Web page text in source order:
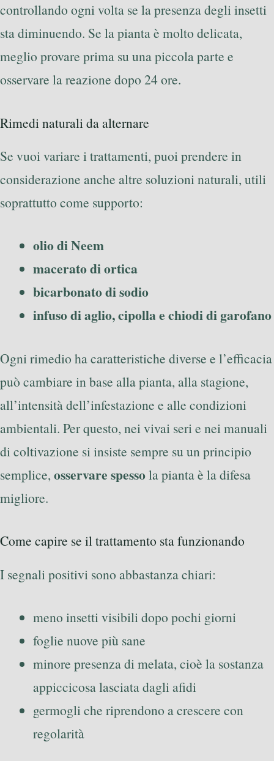
controllando ogni volta se la presenza degli insetti
sta diminuendo. Se la pianta è molto delicata,
meglio provare prima su una piccola parte e
osservare la reazione dopo 24 ore.
Rimedi naturali da alternare
Se vuoi variare i trattamenti, puoi prendere in
considerazione anche altre soluzioni naturali, utili
soprattutto come supporto:
olio di Neem
macerato di ortica
bicarbonato di sodio
infuso di aglio, cipolla e chiodi di garofano
Ogni rimedio ha caratteristiche diverse e l’efficacia
può cambiare in base alla pianta, alla stagione,
all’intensità dell’infestazione e alle condizioni
ambientali. Per questo, nei vivai seri e nei manuali
di coltivazione si insiste sempre su un principio
semplice, osservare spessola pianta è la difesa
migliore.
Come capire se il trattamento sta funzionando
I segnali positivi sono abbastanza chiari:
meno insetti visibili dopo pochi giorni
foglie nuove più sane
minore presenza di melata, cioè la sostanza
appiccicosa lasciata dagli afidi
germogli che riprendono a crescere con
regolarità